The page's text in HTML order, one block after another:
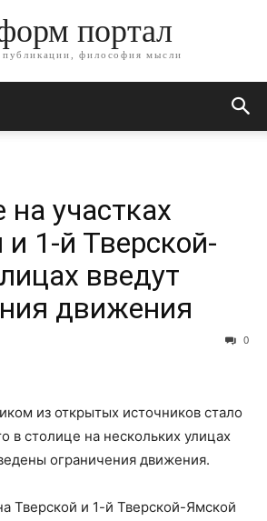
портал
философия мысли
участках
и 1-й Тверской-
введут
движения
0
из открытых источников стало
в столице на нескольких улицах
ограничения движения.
Тверской и 1-й Тверской-Ямской